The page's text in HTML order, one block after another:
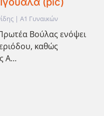
| Α1 Γυναικών
Βούλας ενόψει
καθώς
Α…